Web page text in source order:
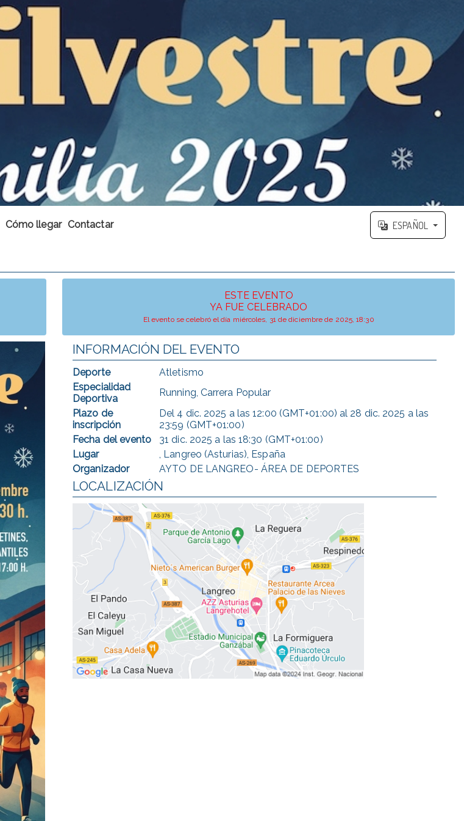
Cómo llegar Contactar ESPAÑOL
ESTE EVENTO
YA FUE CELEBRADO
El evento se celebró el día miércoles, 31 de diciembre de 2025, 18:30
INFORMACIÓN DEL EVENTO
Deporte
Atletismo
Especialidad
Deportiva
Running, Carrera Popular
Plazo de
inscripción
Del 4 dic. 2025 a las12:00 (GMT+01:00) al 28 dic. 2025 a las
23:59 (GMT+01:00)
Fecha del evento
31 dic. 2025 a las 18:30 (GMT+01:00)
Lugar
, Langreo (Asturias), España
Organizador
AYTO DE LANGREO- ÁREA DE DEPORTES
LOCALIZACIÓN